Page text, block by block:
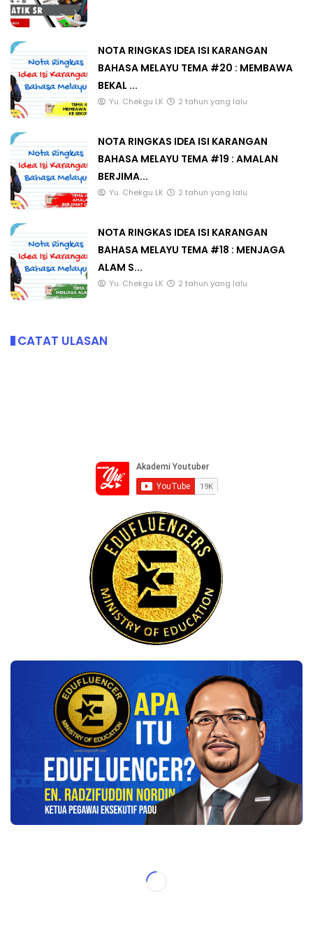
NOTA RINGKAS IDEA ISI KARANGAN
BAHASA MELAYU TEMA #20 : MEMBAWA
BEKAL ...
Yu. Chekgu LK 2 tahun yang lalu
NOTA RINGKAS IDEA ISI KARANGAN
BAHASA MELAYU TEMA #19 : AMALAN
BERJIMA...
Yu. Chekgu LK 2 tahun yang lalu
NOTA RINGKAS IDEA ISI KARANGAN
BAHASA MELAYU TEMA #18 : MENJAGA
ALAM S...
Yu. Chekgu LK 2 tahun yang lalu
CATAT ULASAN